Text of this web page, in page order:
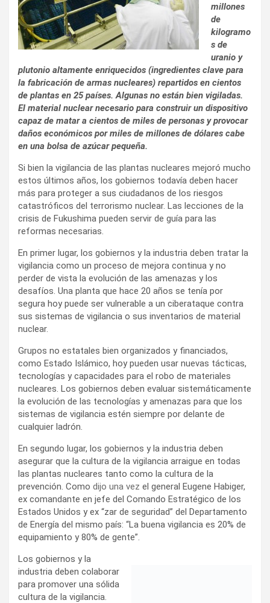
millones
de
kilogramo
s de
uranio y
plutonio altamente enriquecidos (ingredientes clave para
la fabricación de armas nucleares) repartidos en cientos
de plantas en 25 países. Algunas no están bien vigiladas.
El material nuclear necesario para construir un dispositivo
capaz de matar a cientos de miles de personas y provocar
daños económicos por miles de millones de dólares cabe
en una bolsa de azúcar pequeña.
Si bien la vigilancia de las plantas nucleares mejoró mucho
estos últimos años, los gobiernos todavía deben hacer
más para proteger a sus ciudadanos de los riesgos
catastróficos del terrorismo nuclear. Las lecciones de la
crisis de Fukushima pueden servir de guía para las
reformas necesarias.
En primer lugar, los gobiernos y la industria deben tratar la
vigilancia como un proceso de mejora continua y no
perder de vista la evolución de las amenazas y los
desafíos. Una planta que hace 20 años se tenía por
segura hoy puede ser vulnerable a un ciberataque contra
sus sistemas de vigilancia o sus inventarios de material
nuclear.
Grupos no estatales bien organizados y financiados,
como Estado Islámico, hoy pueden usar nuevas tácticas,
tecnologías y capacidades para el robo de materiales
nucleares. Los gobiernos deben evaluar sistemáticamente
la evolución de las tecnologías y amenazas para que los
sistemas de vigilancia estén siempre por delante de
cualquier ladrón.
En segundo lugar, los gobiernos y la industria deben
asegurar que la cultura de la vigilancia arraigue en todas
las plantas nucleares tanto como la cultura de la
prevención. Como dijo una vez el general Eugene Habiger,
ex comandante en jefe del Comando Estratégico de los
Estados Unidos y ex “zar de seguridad” del Departamento
de Energía del mismo país: “La buena vigilancia es 20% de
equipamiento y 80% de gente”.
Los gobiernos y la
industria deben colaborar
para promover una sólida
cultura de la vigilancia. Todos los empleados de una planta